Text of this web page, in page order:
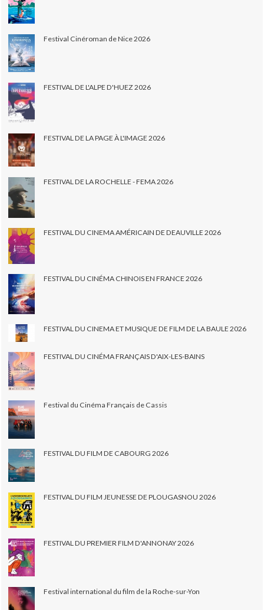
Festival Cinéroman de Nice 2026
FESTIVAL DE L'ALPE D'HUEZ 2026
FESTIVAL DE LA PAGE À L'IMAGE 2026
FESTIVAL DE LA ROCHELLE - FEMA 2026
FESTIVAL DU CINEMA AMÉRICAIN DE DEAUVILLE 2026
FESTIVAL DU CINÉMA CHINOIS EN FRANCE 2026
FESTIVAL DU CINEMA ET MUSIQUE DE FILM DE LA BAULE 2026
FESTIVAL DU CINÉMA FRANÇAIS D'AIX-LES-BAINS
Festival du Cinéma Français de Cassis
FESTIVAL DU FILM DE CABOURG 2026
FESTIVAL DU FILM JEUNESSE DE PLOUGASNOU 2026
FESTIVAL DU PREMIER FILM D'ANNONAY 2026
Festival international du film de la Roche-sur-Yon